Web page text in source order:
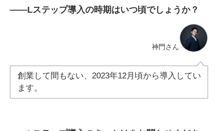
――Lステップ導入の時期はいつ頃でしょうか？
神門さん
創業して間もない、2023年12月頃から導入してい
ます。